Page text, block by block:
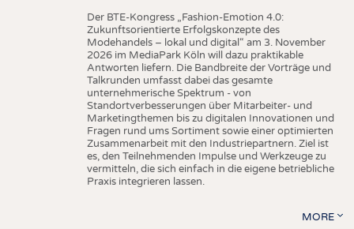
Der BTE-Kongress „Fashion-Emotion 4.0:
Zukunftsorientierte Erfolgskonzepte des
Modehandels – lokal und digital“ am 3. November
2026 im MediaPark Köln will dazu praktikable
Antworten liefern. Die Bandbreite der Vorträge und
Talkrunden umfasst dabei das gesamte
unternehmerische Spektrum - von
Standortverbesserungen über Mitarbeiter- und
Marketingthemen bis zu digitalen Innovationen und
Fragen rund ums Sortiment sowie einer optimierten
Zusammenarbeit mit den Industriepartnern. Ziel ist
es, den Teilnehmenden Impulse und Werkzeuge zu
vermitteln, die sich einfach in die eigene betriebliche
Praxis integrieren lassen.
MORE